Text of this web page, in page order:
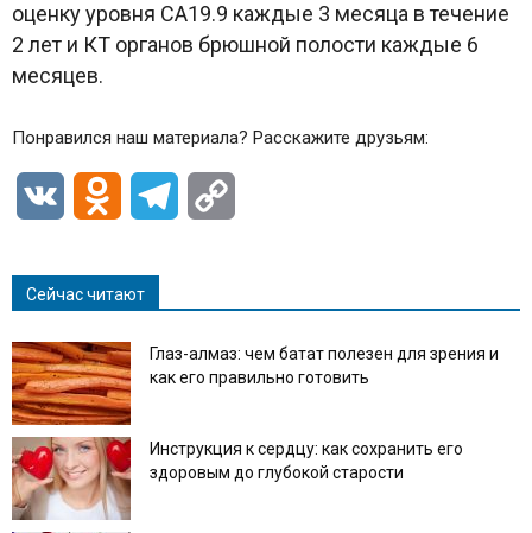
оценку уровня СА19.9 каждые 3 месяца в течение
2 лет и КТ органов брюшной полости каждые 6
месяцев.
Понравился наш материала? Расскажите друзьям:
VK Odnoklassniki
Telegram
Сейчас читают
Глаз-алмаз: чем батат полезен для зрения и
как его правильно готовить
Инструкция к сердцу: как сохранить его
здоровым до глубокой старости